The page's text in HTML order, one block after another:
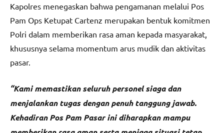
Kapolres menegaskan bahwa pengamanan melalui Pos
Pam Ops Ketupat Cartenz merupakan bentuk komitmen
Polri dalam memberikan rasa aman kepada masyarakat,
khususnya selama momentum arus mudik dan aktivitas
pasar.
“Kami memastikan seluruh personel siaga dan
menjalankan tugas dengan penuh tanggung jawab.
Kehadiran Pos Pam Pasar ini diharapkan mampu